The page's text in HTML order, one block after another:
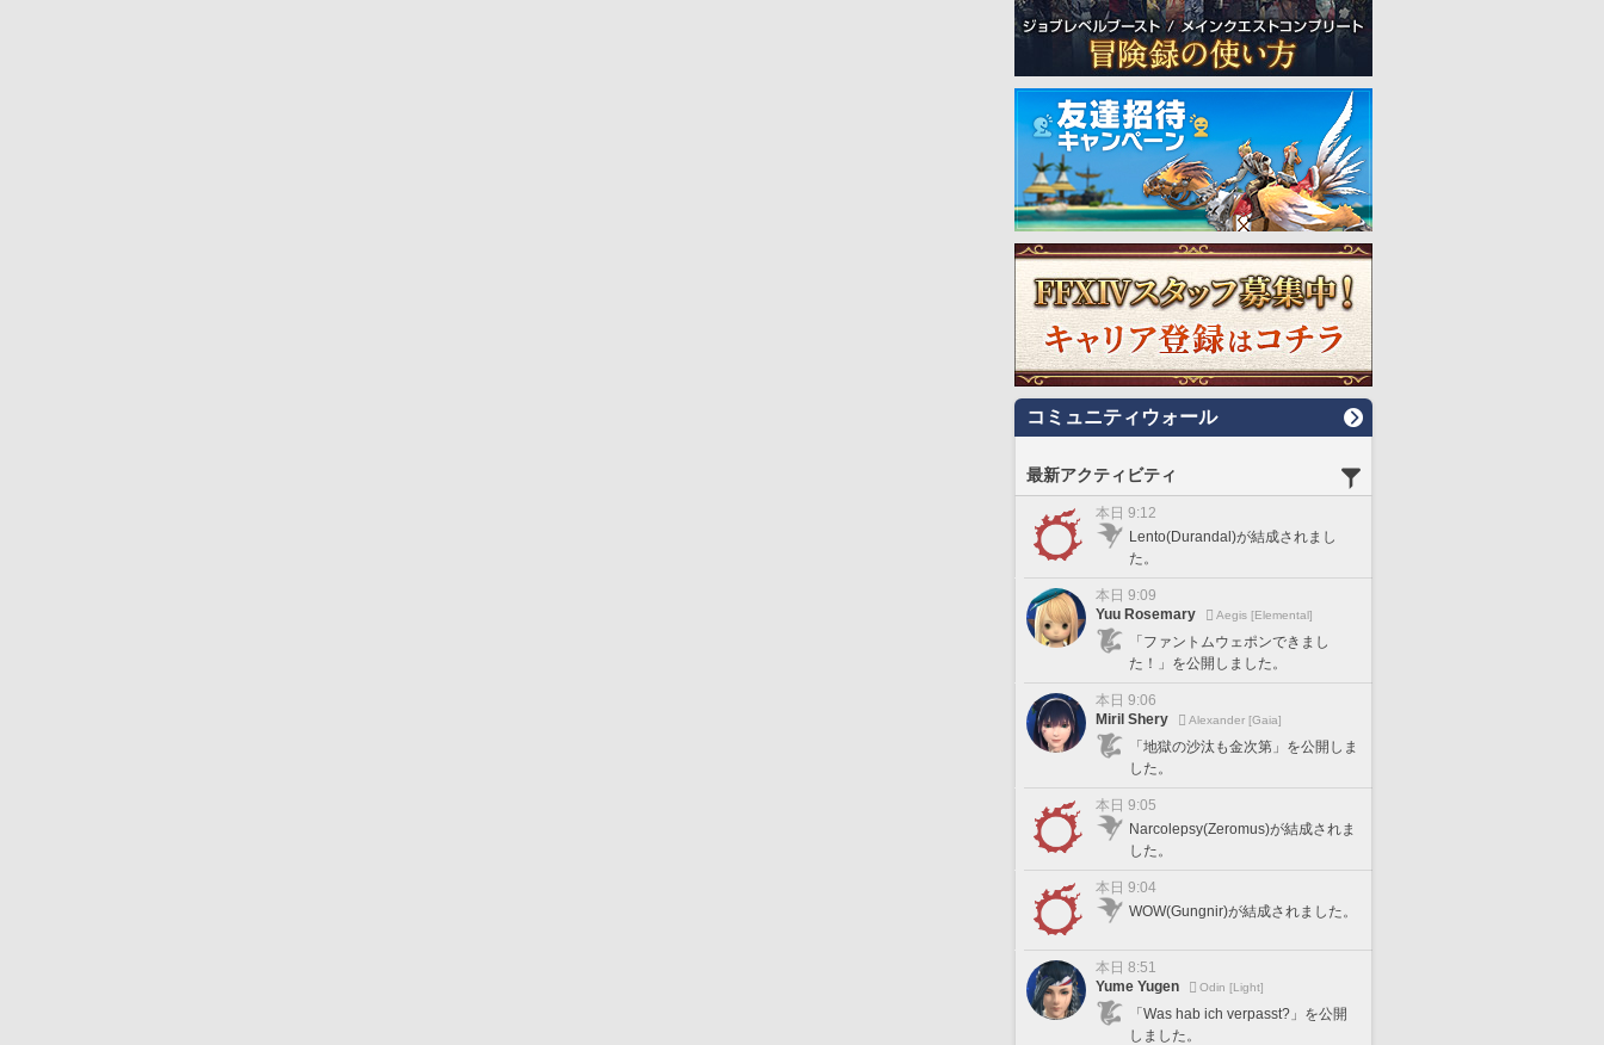
コミュニティウォール
最新アクティビティ
本日 9:12
Lento(Durandal)が結成されまし
た。
本日 9:09
Yuu Rosemary
Aegis [Elemental]
「ファントムウェポンできまし
た！」を公開しました。
本日 9:06
Miril Shery
Alexander [Gaia]
「地獄の沙汰も金次第」を公開しま
した。
本日 9:05
Narcolepsy(Zeromus)が結成されま
した。
本日 9:04
WOW(Gungnir)が結成されました。
本日 8:51
Yume Yugen
Odin [Light]
「Was hab ich verpasst?」を公開
しました。